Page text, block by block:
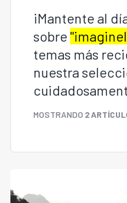
¡Mantente al
sobre
temas más
nuestra
MOSTRANDO 2